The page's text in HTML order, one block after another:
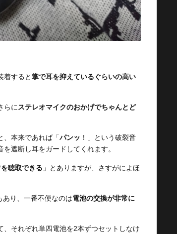
着すると掌で耳を抑えているぐらいの高い
らに ステレオマイクのおかげでちゃんとど
、本来であれば「パンッ ！」という破裂音
遮断し耳をガードしてくれます。
聴取できる 」とありますが、さすがによほ
あり、一番不便なのは電池の交換が非常に
それぞれ単四電池を2本ずつセットしなけ